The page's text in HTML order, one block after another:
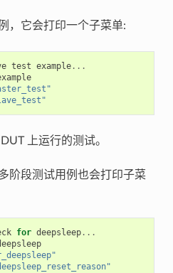
，它会打印一个子菜单:
test example...
上运行的测试。
阶段测试用例也会打印子菜
for deepsleep...